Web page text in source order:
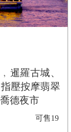
暹羅古城、
壓按摩翡翠
德夜市
可售19